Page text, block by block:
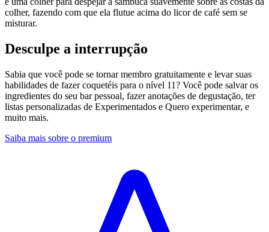
colher, fazendo com que ela flutue acima do licor de café sem se
misturar.
Desculpe a interrupção
Sabia que você pode se tornar membro gratuitamente e levar suas
habilidades de fazer coquetéis para o nível 11? Você pode salvar os
ingredientes do seu bar pessoal, fazer anotações de degustação, ter
listas personalizadas de Experimentados e Quero experimentar, e
muito mais.
Saiba mais sobre o premium